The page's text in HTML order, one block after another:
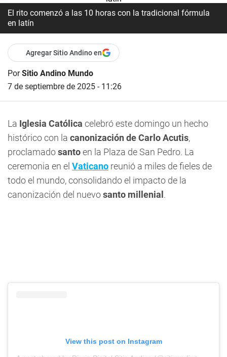
El rito comenzó a las 10 horas con la tradicional fórmula
en latín
Agregar Sitio Andino en
PorSitio Andino Mundo
7 de septiembre de 2025 - 11:26
La Iglesia Católica celebró este domingo un hecho
histórico con la canonización de Carlo Acutis,
proclamadosantoen la Plaza de San Pedro. La
ceremonia en el Vaticano reunió a miles de fieles de
todo el mundo, consolidando el impacto de la
canonización del nuevosanto millenial .
View this post on Instagram